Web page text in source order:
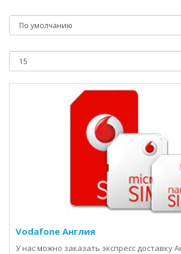
Vodafone Англия
У нас можно заказать экспресс доставку